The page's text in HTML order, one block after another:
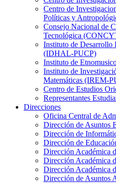
Centro de
Políticas y
Consejo Nacional de
Tecnológica
Instituto de Desarrollo
(IDHAL-PUCP)
Instituto de
Instituto de
Matemáticas (IREM-
Centro de Estudios
Representantes
Direcciones
Oficina Central de
Dirección de Asuntos
Dirección de
Dirección de
Dirección Académica
Dirección Académica
Dirección Académica
Dirección de Asuntos